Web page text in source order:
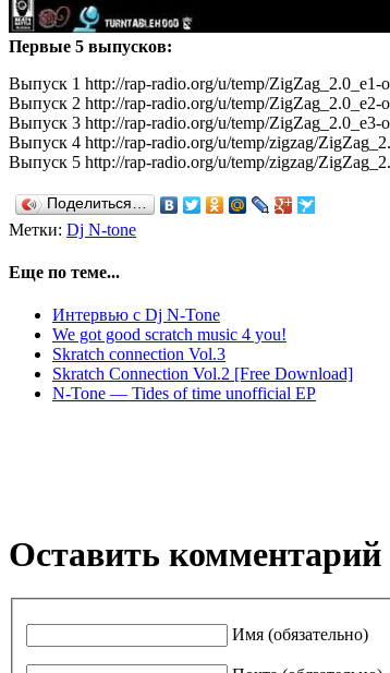
Первые 5 выпусков:
Выпуск 1 http://rap-radio.org/u/temp/ZigZag_2.0_e1-
Выпуск 2 http://rap-radio.org/u/temp/ZigZag_2.0_e2-
Выпуск 3 http://rap-radio.org/u/temp/ZigZag_2.0_e3-
Выпуск 4 http://rap-radio.org/u/temp/zigzag/
Выпуск 5 http://rap-radio.org/u/temp/zigzag/
Поделиться…
Метки: Dj N-tone
Еще по теме...
Интервью с Dj N-Tone
We got good scratch music 4 you!
Skratch connection Vol.3
Skratch Connection Vol.2 [Free Download]
N​-​Tone — Tides of time unofficial EP
Оставить комментарий
Имя (обязательно)